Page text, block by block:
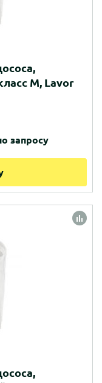
M, Lavor
запросу